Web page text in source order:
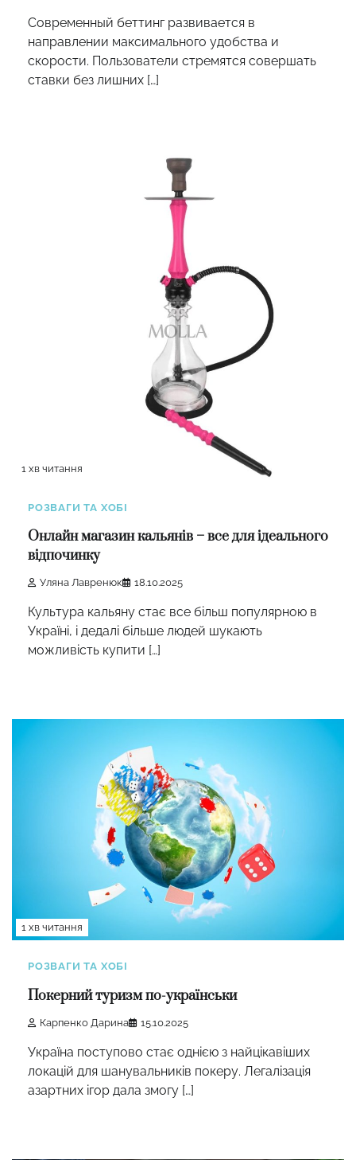
Современный беттинг развивается в
направлении максимального удобства и
скорости. Пользователи стремятся совершать
ставки без лишних […]
1 хв читання
РОЗВАГИ ТА ХОБІ
Онлайн магазин кальянів – все для ідеального
відпочинку
Уляна Лавренюк 18.10.2025
Культура кальяну стає все більш популярною в
Україні, і дедалі більше людей шукають
можливість купити […]
1 хв читання
РОЗВАГИ ТА ХОБІ
Покерний туризм по-українськи
Карпенко Дарина 15.10.2025
Україна поступово стає однією з найцікавіших
локацій для шанувальників покеру. Легалізація
азартних ігор дала змогу […]